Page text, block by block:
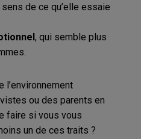
de ce qu’elle essaie
, qui semble plus
l’environnement
ou des parents en
faire si vous vous
un de ces traits ?